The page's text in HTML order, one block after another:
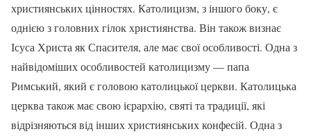
християнських цінностях. Католицизм, з іншого боку, є
однією з головних гілок християнства. Він також визнає
Ісуса Христа як Спасителя, але має свої особливості. Одна з
найвідоміших особливостей католицизму — папа
Римський, який є головою католицької церкви. Католицька
церква також має свою ієрархію, святі та традиції, які
відрізняються від інших християнських конфесій. Одна з